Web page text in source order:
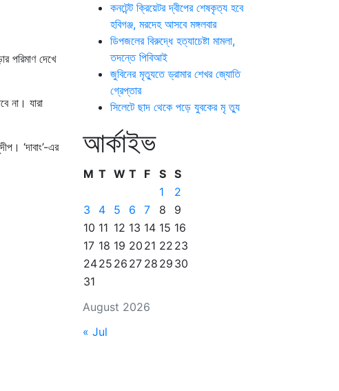
পরিমাণ দেখে
না। যারা
‘দাবাং’-এর
কনটেন্ট ক্রিয়েটর দ্বীপের শেষকৃত্য হবে
হবিগঞ্জ, মরদেহ আসবে মঙ্গলবার
ডিপজলের বিরুদ্ধে হত্যাচেষ্টা মামলা,
তদন্তে পিবিআই
জুবিনের মৃত্যুতে ড্রামার শেখর জ্যোতি
গ্রেপ্তার
সিলেটে ছাদ থেকে পড়ে যুবকের মৃ ত্যু
আর্কাইভ
August 2026
M T W T F S S
1
2
3
4 5 6 7 8
9
10 11 12 13 14 15 16
17 18 19 20 21 22 23
2425 26 27 28 29 30
31
« Jul